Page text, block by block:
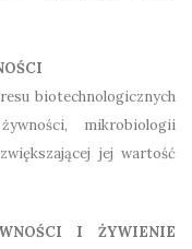
biotechnologicznych
mikrobiologii
jej wartość
I ŻYWIENIE